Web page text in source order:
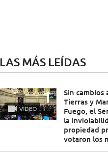
LAS MÁS LEÍDAS
VIDEO
Sin cambios
Tierras y
Fuego, el
la
propiedad
votaron los